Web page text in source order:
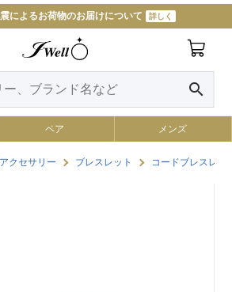
によるお荷物のお届けについて 詳しく
search
ペア メンズ
クセサリー ブレスレット コードブレスレッ